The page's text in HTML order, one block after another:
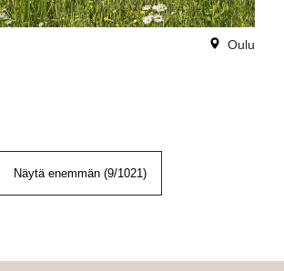
Oulu
Näytä enemmän (9/1021 )